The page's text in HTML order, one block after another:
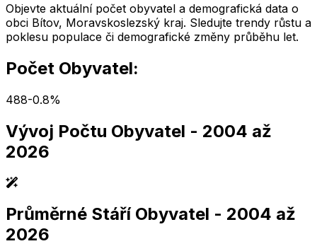
Objevte aktuální počet obyvatel a demografická data o
obci Bítov, Moravskoslezský kraj. Sledujte trendy růstu a
poklesu populace či demografické změny průběhu let.
Počet Obyvatel:
488-0.8%
Vývoj Počtu Obyvatel - 2004 až
2026
2,005 2,010 2,015 2,020 2,025
2,005 2,010 2,015 2,020 2,025
Průměrné Stáří Obyvatel - 2004 až
2026